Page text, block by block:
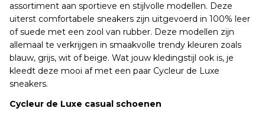
assortiment aan sportieve en stijlvolle modellen. Deze
uiterst comfortabele sneakers zijn uitgevoerd in 100% leer
of suede met een zool van rubber. Deze modellen zijn
allemaal te verkrijgen in smaakvolle trendy kleuren zoals
blauw, grijs, wit of beige. Wat jouw kledingstijl ook is, je
kleedt deze mooi af met een paar Cycleur de Luxe
sneakers.
Cycleur de Luxe casual schoenen